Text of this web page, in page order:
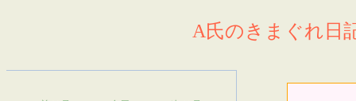
A氏のきまぐれ日